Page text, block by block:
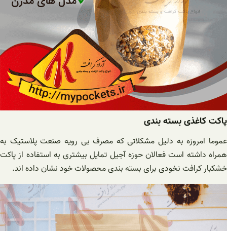
پاکت کاغذی بسته بندی
عموما امروزه به دلیل مشکلاتی که مصرف بی رویه صنعت پلاستیک به
همراه داشته است فعالان حوزه آجیل تمایل بیشتری به استفاده از پاکت
خشکبار کرافت نخودی برای بسته بندی محصولات خود نشان داده اند.